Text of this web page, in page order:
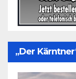
„Der